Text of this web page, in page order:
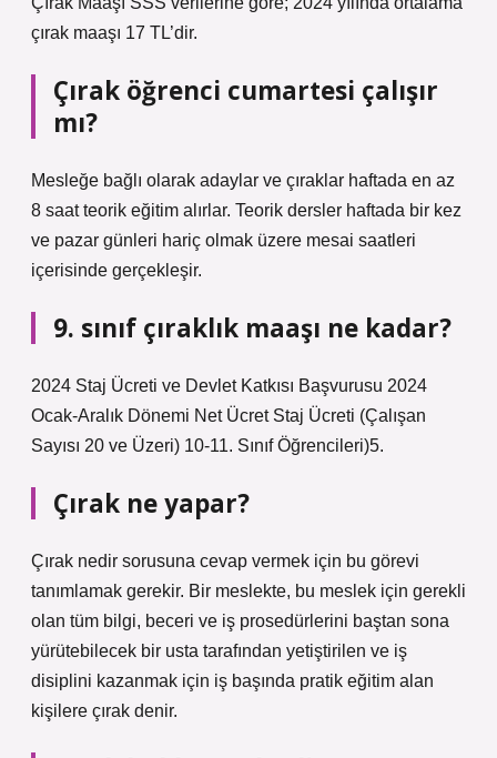
çırak maaşı 17 TL’dir.
Çırak öğrenci cumartesi çalışır
mı?
Mesleğe bağlı olarak adaylar ve çıraklar haftada en az
8 saat teorik eğitim alırlar. Teorik dersler haftada bir kez
ve pazar günleri hariç olmak üzere mesai saatleri
içerisinde gerçekleşir.
9. sınıf çıraklık maaşı ne kadar?
2024 Staj Ücreti ve Devlet Katkısı Başvurusu 2024
Ocak-Aralık Dönemi Net Ücret Staj Ücreti (Çalışan
Sayısı 20 ve Üzeri) 10-11. Sınıf Öğrencileri)5.
Çırak ne yapar?
Çırak nedir sorusuna cevap vermek için bu görevi
tanımlamak gerekir. Bir meslekte, bu meslek için gerekli
olan tüm bilgi, beceri ve iş prosedürlerini baştan sona
yürütebilecek bir usta tarafından yetiştirilen ve iş
disiplini kazanmak için iş başında pratik eğitim alan
kişilere çırak denir.